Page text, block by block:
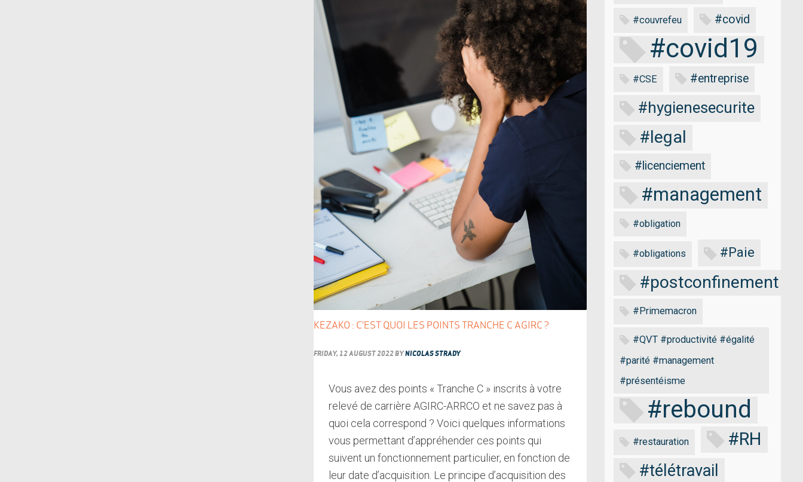
KEZAKO : C’EST QUOI LES POINTS TRANCHE C AGIRC ?
FRIDAY, 12 AUGUST 2022 BY NICOLAS STRADY
Vous avez des points « Tranche C » inscrits à votre
relevé de carrière AGIRC-ARRCO et ne savez pas à
quoi cela correspond ? Voici quelques informations
vous permettant d’appréhender ces points qui
suivent un fonctionnement particulier, en fonction de
leur date d’acquisition. Le principe d’acquisition des
#couvrefeu #covid
#covid19
#CSE #entreprise
#hygienesecurite
#legal
#licenciement
#management
#obligation
#obligations #Paie
#postconfinement
#Primemacron
#QVT #productivité #égalité
#parité #management
#présentéisme
#rebound
#restauration #RH
#télétravail